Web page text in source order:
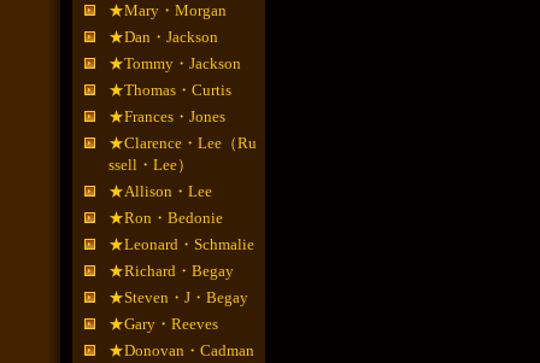
★Mary・Morgan
★Dan・Jackson
★Tommy・Jackson
★Thomas・Curtis
★Frances・Jones
★Clarence・Lee（Ru
ssell・Lee）
★Allison・Lee
★Ron・Bedonie
★Leonard・Schmalie
★Richard・Begay
★Steven・J・Begay
★Gary・Reeves
★Donovan・Cadman